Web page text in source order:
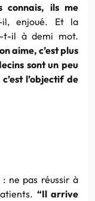
connais, ils me
il, enjoué. Et la
t-il à demi mot.
aime, c’est plus
sont un peu
l’objectif de
ne pas réussir à
“Il arrive